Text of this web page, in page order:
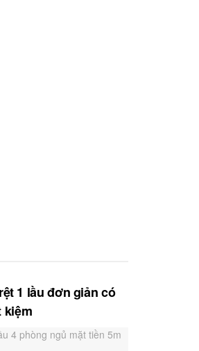
1 lầu đơn giản có
kiệm